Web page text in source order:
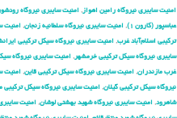
امنیت سایبری نیروگاه رامین اهواز , امنیت سایبری نیروگاه رودشور
عباسپور (کارون ۱)
, امنیت سایبری نیروگاه سلطانیه زنجان, امنیت
ترکیبی اسلام‌آباد غرب, امنیت سایبری نیروگاه سیکل ترکیبی
سایبری نیروگاه سیکل ترکیبی خرمشهر , امنیت سایبری نیروگاه
غرب مازندران, امنیت سایبری نیروگاه سیکل ترکیبی قاین, امنیت
نیروگاه سیکل ترکیبی گیلان, امنیت سایبری نیروگاه سیکل ترکیبی
شاهرود, امنیت سایبری نیروگاه شهید بهشتی لوشان, امنیت